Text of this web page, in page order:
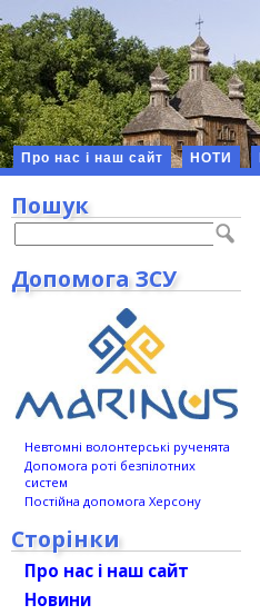
Про нас і наш сайт НОТИ
Пошук
Допомога ЗСУ
Невтомні волонтерські рученята
Допомога роті безпілотних
систем
Постійна допомога Херсону
Сторінки
Про нас і наш сайт
Новини